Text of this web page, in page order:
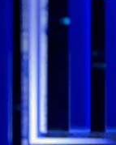
ยูสถาปัตยกรรมใหม่